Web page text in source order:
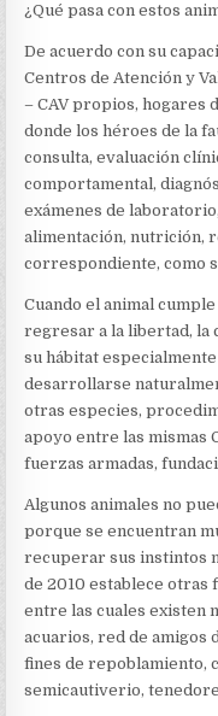
¿Qué pasa con estos
De acuerdo con su
Centros de Atención y
– CAV propios, hogares
donde los héroes de la
consulta, evaluación
comportamental,
exámenes de
alimentación, nutrición,
correspondiente, como
Cuando el animal
regresar a la libertad, la
su hábitat
desarrollarse
otras especies,
apoyo entre las mismas
fuerzas armadas,
Algunos animales no
porque se encuentran
recuperar sus instintos
de 2010 establece otras
entre las cuales existen
acuarios, red de amigos
fines de repoblamiento,
semicautiverio,